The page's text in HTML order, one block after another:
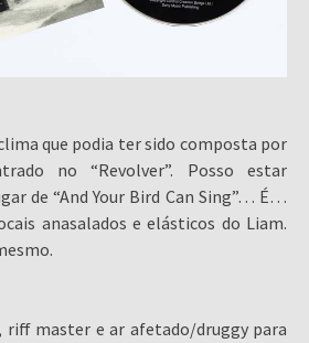
que podia ter sido composta por
no “Revolver”. Posso estar
de “And Your Bird Can Sing”… É…
anasalados e elásticos do Liam.
master e ar afetado/druggy para